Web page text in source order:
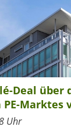
Deal über
Marktes
Uhr